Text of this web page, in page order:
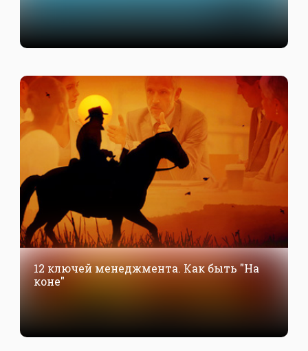
12 ключей менеджмента. Как быть "На
коне"